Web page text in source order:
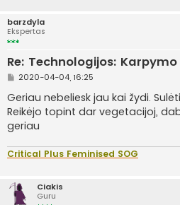
n
ė
barzdyla
Ekspertas
Re: Technologijos:
S
a
n
d
a
r
i
n
2020-04-04, 16:25
Geriau nebeliesk jau kai žydi.
Reikėjo topint dar vegetacijoj,
geriau
Critical Plus Feminised SOG
Ciakis
Guru